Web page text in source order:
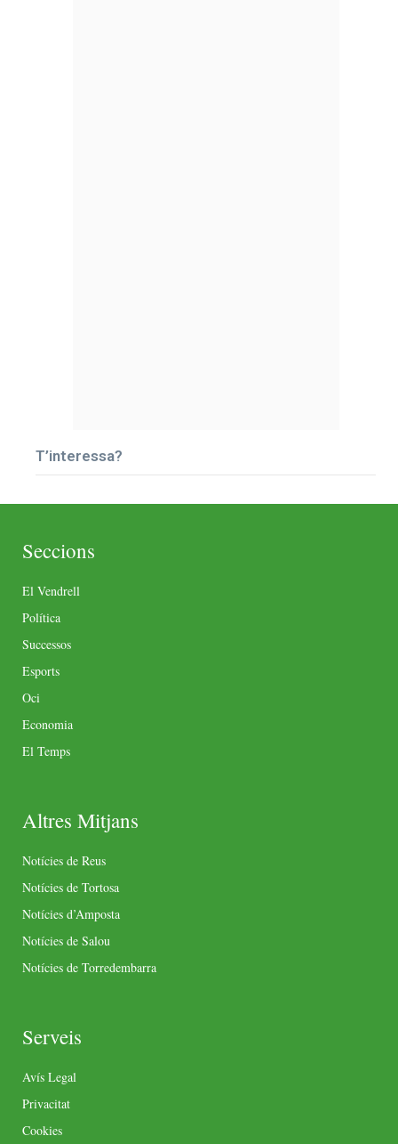
T’interessa?
Seccions
El Vendrell
Política
Successos
Esports
Oci
Economia
El Temps
Altres Mitjans
Notícies de Reus
Notícies de Tortosa
Notícies d’Amposta
Notícies de Salou
Notícies de Torredembarra
Serveis
Avís Legal
Privacitat
Cookies